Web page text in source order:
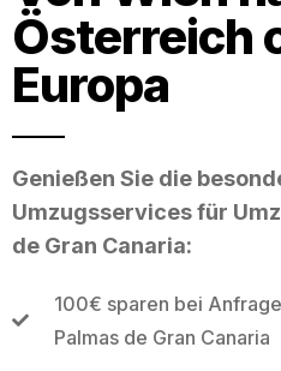
Österreich
Europa
Genießen Sie die
Umzugsservices für
de Gran Canaria:
100€ sparen bei
Palmas de Gran Canaria